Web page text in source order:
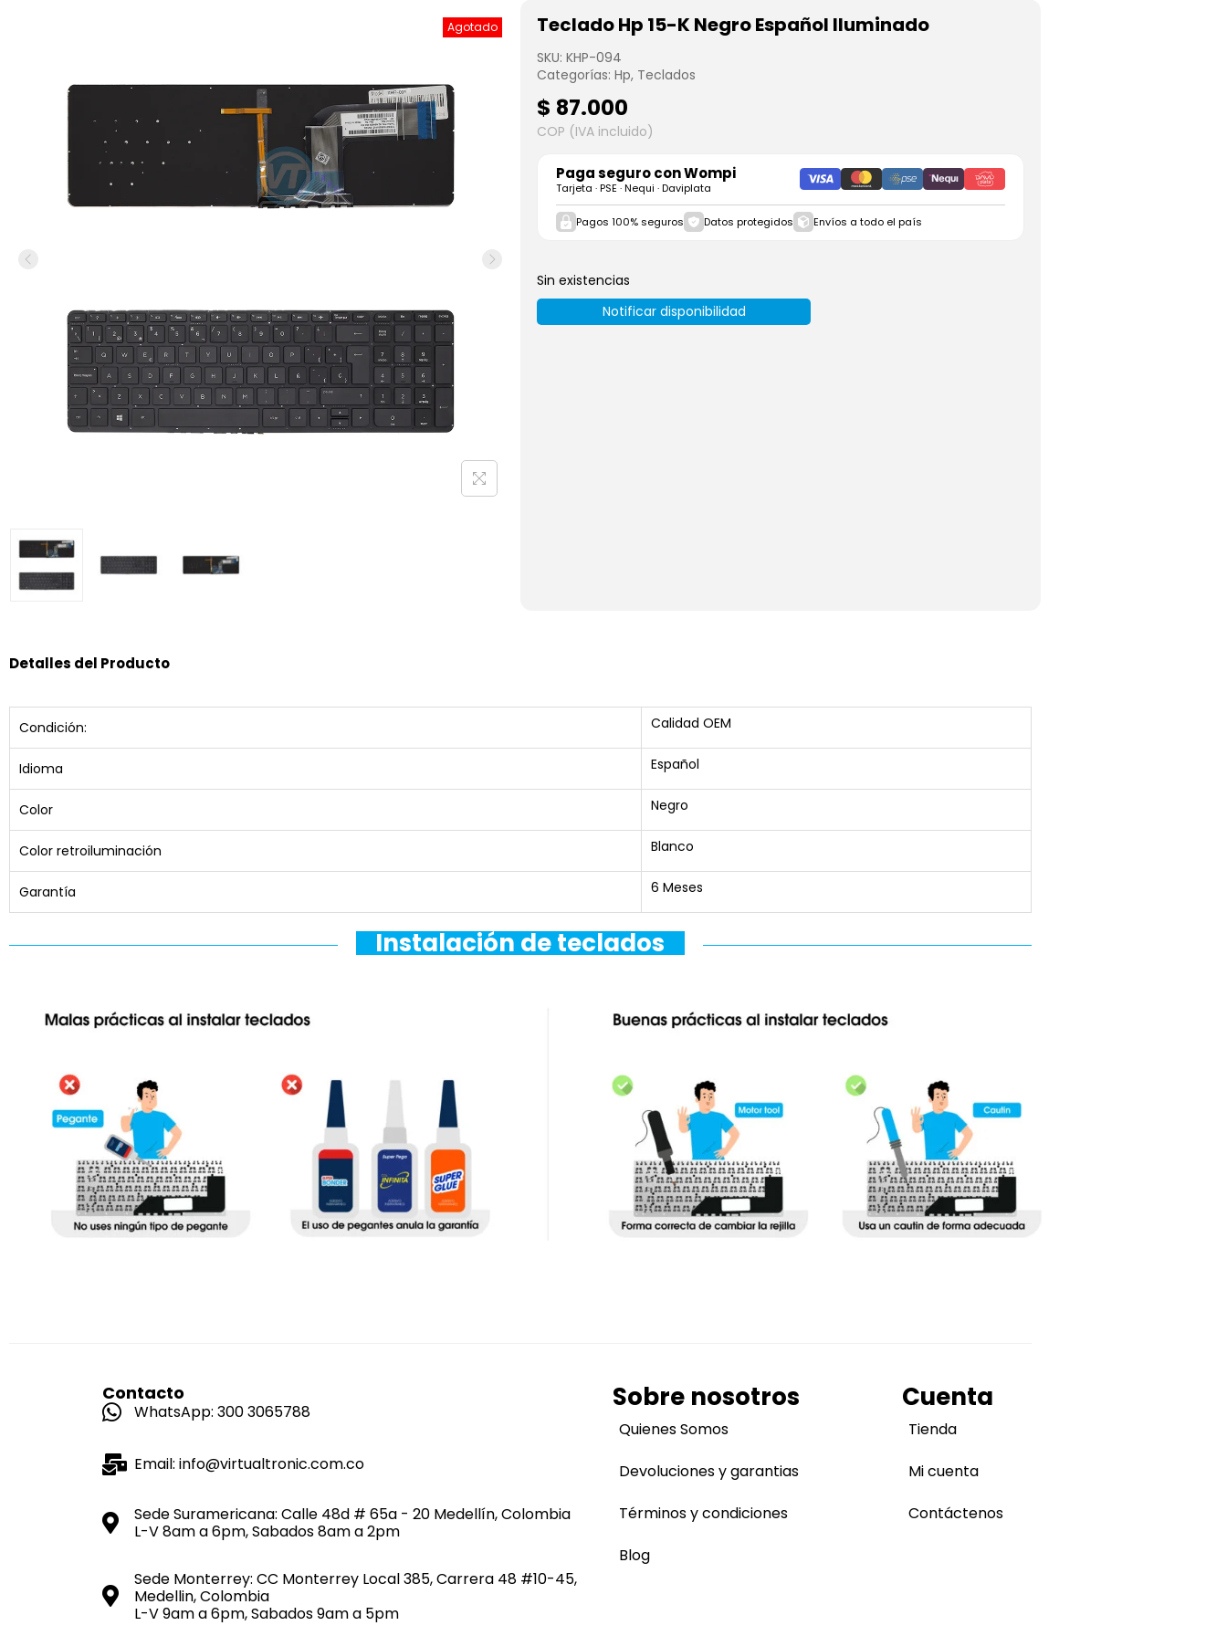
Agotado Teclado Hp 15-K Negro Español Iluminado
SKU: KHP-094
Categorías: Hp, Teclados
$ 87.000
COP (IVA incluido)
Paga seguro conWompi
Tarjeta · PSE · Nequi · Daviplata
Pagos 100% seguros Datos protegidos Envíos a todo el país
Sin existencias
Notificar disponibilidad
Detalles del Producto
Condición: Calidad OEM
Idioma Español
Color Negro
Color retroiluminación Blanco
Garantía 6 Meses
Instalación de teclados
Contacto
WhatsApp: 300 3065788
Email: info@virtualtronic.com.co
Sede Suramericana: Calle 48d # 65a - 20 Medellín, Colombia
L-V 8am a 6pm, Sabados 8am a 2pm
Sede Monterrey: CC Monterrey Local 385, Carrera 48 #10-45,
Medellin, Colombia
L-V 9am a 6pm, Sabados 9am a 5pm
Sobre nosotros
Quienes Somos
Devoluciones y garantias
Términos y condiciones
Blog
Cuenta
Tienda
Mi cuenta
Contáctenos